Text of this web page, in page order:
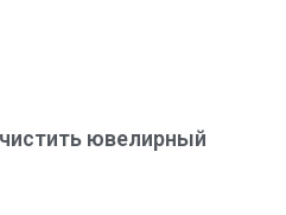
ювелирный